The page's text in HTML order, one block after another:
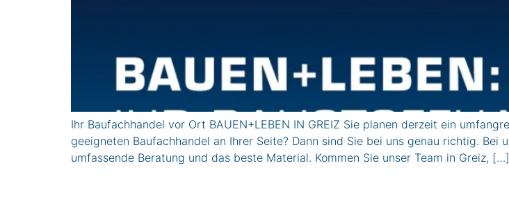
Ihr Baufachhandel vor Ort BAUEN+LEBEN IN GREIZ Sie planen derzeit ein
geeigneten Baufachhandel an Ihrer Seite? Dann sind Sie bei uns genau richtig. Bei
umfassende Beratung und das beste Material. Kommen Sie unser Team in Greiz, […]